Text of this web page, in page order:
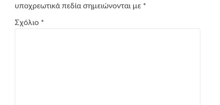
υποχρεωτικά πεδία σημειώνονται με *
Σχόλιο *